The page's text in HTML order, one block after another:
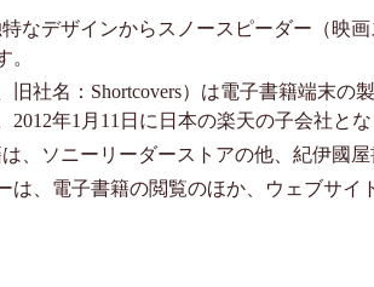
なデザインからスノースピーダー（映
。
旧社名：Shortcovers）は電子書籍端末の
2012年1月11日に日本の楽天の子会社とな
、ソニーリーダーストアの他、紀伊國
は、電子書籍の閲覧のほか、ウェブサイ